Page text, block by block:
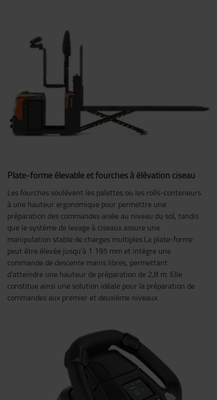
Plate-forme élevable et fourches à élévation ciseau
Les fourches soulèvent les palettes ou les rolls-conteneurs
à une hauteur ergonomique pour permettre une
préparation des commandes aisée au niveau du sol, tandis
que le système de levage à ciseaux assure une
manipulation stable de charges multiples.La plate-forme
peut être élevée jusqu’à 1 195 mm et intègre une
commande de descente mains libres, permettant
d’atteindre une hauteur de préparation de 2,8 m. Elle
constitue ainsi une solution idéale pour la préparation de
commandes aux premier et deuxième niveaux.